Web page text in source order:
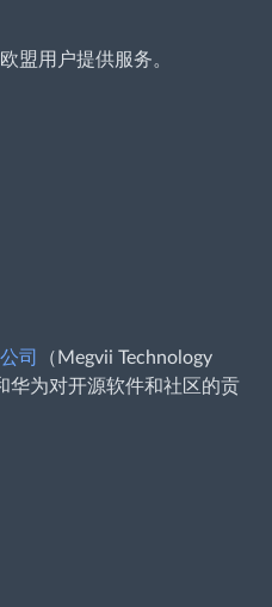
盟用户提供服务。
司
（Megvii Technology
华为对开源软件和社区的贡